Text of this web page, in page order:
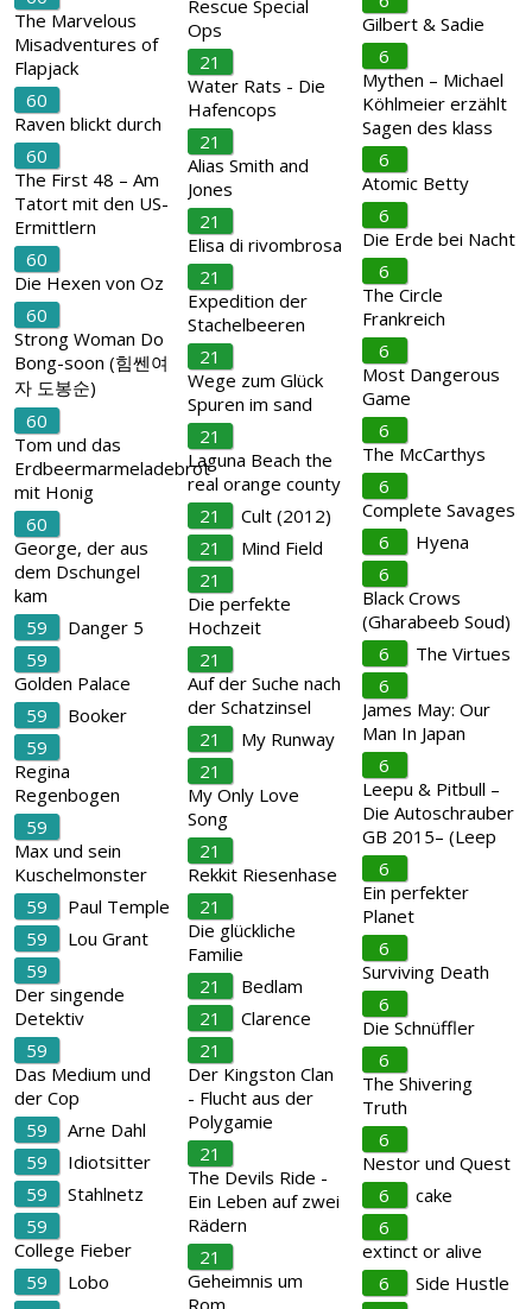
The Marvelous
Misadventures of
Flapjack
60
Raven blickt durch
60
The First 48 – Am
Tatort mit den US-
Ermittlern
60
Die Hexen von Oz
60
Strong Woman Do
Bong-soon (힘쎈여
자 도봉순)
60
Tom und das
Erdbeermarmeladebrot
mit Honig
60
George, der aus
dem Dschungel
kam
59
Danger 5
59
Golden Palace
59
Booker
59
Regina
Regenbogen
59
Max und sein
Kuschelmonster
59
Paul Temple
59
Lou Grant
59
Der singende
Detektiv
59
Das Medium und
der Cop
59
Arne Dahl
59
Idiotsitter
59
Stahlnetz
59
College Fieber
59
Lobo
Rescue Special
Ops
21
Water Rats - Die
Hafencops
21
Alias Smith and
Jones
21
Elisa di rivombrosa
21
Expedition der
Stachelbeeren
21
Wege zum Glück
Spuren im sand
21
Laguna Beach the
real orange county
21
Cult (2012)
21
Mind Field
21
Die perfekte
Hochzeit
21
Auf der Suche nach
der Schatzinsel
21
My Runway
21
My Only Love
Song
21
Rekkit Riesenhase
21
Die glückliche
Familie
21
Bedlam
21
Clarence
21
Der Kingston Clan
- Flucht aus der
Polygamie
21
The Devils Ride -
Ein Leben auf zwei
Rädern
21
Geheimnis um
Rom
Gilbert & Sadie
6
Mythen – Michael
Köhlmeier erzählt
Sagen des klass
6
Atomic Betty
6
Die Erde bei Nacht
6
The Circle
Frankreich
6
Most Dangerous
Game
6
The McCarthys
6
Complete Savages
6
Hyena
6
Black Crows
(Gharabeeb Soud)
6
The Virtues
6
James May: Our
Man In Japan
6
Leepu & Pitbull –
Die Autoschrauber
GB 2015– (Leep
6
Ein perfekter
Planet
6
Surviving Death
6
Die Schnüffler
6
The Shivering
Truth
6
Nestor und Quest
6
cake
6
extinct or alive
6
Side Hustle